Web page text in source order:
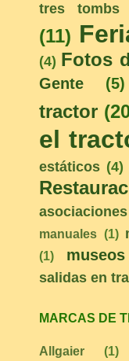
tres tombs
(11)
(4) Fotos
Gente (5)
tractor
el
estáticos (4)
asociaciones
manuales (1)
(1)
museos
salidas en
MARCAS DE
Allgaier (1)